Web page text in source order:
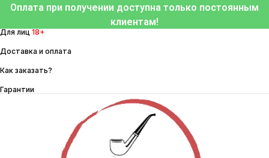
Перейти
содержимому
Оплата при получении доступна только постоянным
клиентам!
Для лиц 18+
Доставка и оплата
Как заказать?
Гарантии